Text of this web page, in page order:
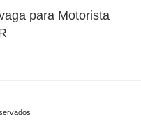
para Motorista